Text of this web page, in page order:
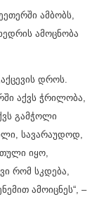
ამბობს,
ამოცნობა
დროს.
აქვს ჭრილობა,
გამჭოლი
სავარაუდოდ,
იყო,
რომ სკდება,
ამოიცნეს“, –